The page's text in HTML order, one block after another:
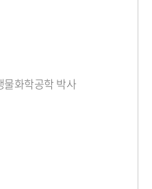
화학공학 박사